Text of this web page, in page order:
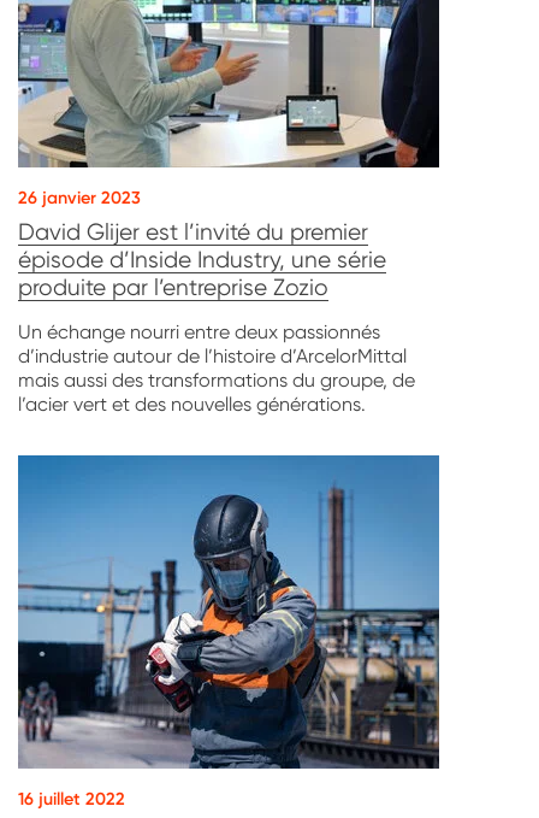
26 janvier 2023
David Glijer est l’invité du premier
épisode d’Inside Industry, une série
produite par l’entreprise Zozio
Un échange nourri entre deux passionnés
d’industrie autour de l’histoire d’ArcelorMittal
mais aussi des transformations du groupe, de
l’acier vert et des nouvelles générations.
16 juillet 2022